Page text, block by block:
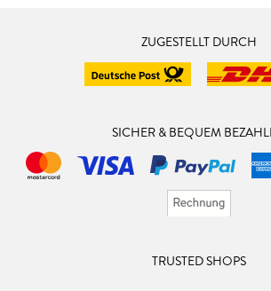
ZUGESTELLT DURCH
SICHER & BEQUEM
TRUSTED SHOPS